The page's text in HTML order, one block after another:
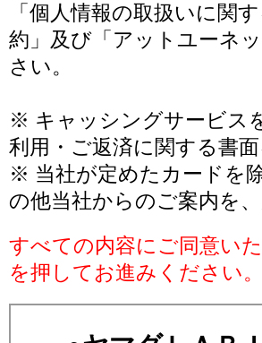
「個人情報の取扱いに関
約」及び「アットユーネ
さい。
※ キャッシングサービス
利用・ご返済に関する書
※ 当社が定めたカードを
の他当社からのご案内を
すべての内容にご同意い
を押してお進みください。